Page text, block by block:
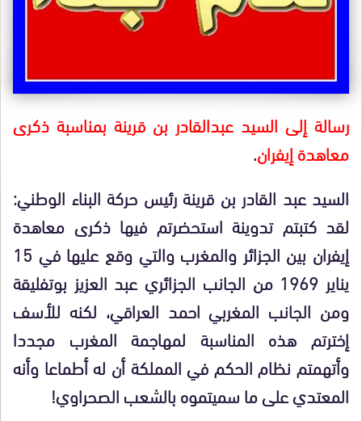
رسالة إلى السيد عبدالقادر بن قرينة بمناسبة ذكرى
معاهدة إيفران.
السيد عبد القادر بن قرينة رئيس حركة البناء الوطني:
لقد كتبتم تدوينة استحضرتم فيها ذكرى معاهدة
إيفران بين الجزائر والمغرب والتي وقع عليها في 15
يناير 1969 من الجانب الجزائري عبد العزيز بوتفليقة
ومن الجانب المغربي احمد العراقي، لكنه للأسف
إخترتم هذه المناسبة لمهاجمة المغرب مجددا
وأتهمتم نظام الحكم في المملكة أن له أطماعا وأنه
المعتدي على ما سميتموه بالشعب الصحراوي!